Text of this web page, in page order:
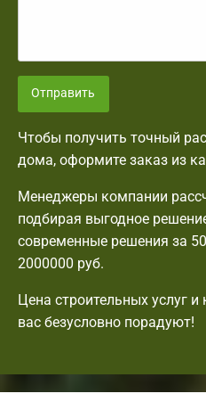
Отправить
Чтобы получить точный
дома, оформите заказ из
Менеджеры компании
подбирая выгодное
современные решения за
2000000 руб.
Цена строительных услуг
вас безусловно порадуют!